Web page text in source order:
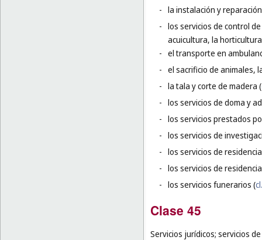
- la instalación y
- los servicios de control
acuicultura, la
- el transporte en
- el sacrificio de animales,
- la tala y corte de madera (
- los servicios de doma y
- los servicios prestados
- los servicios de
- los servicios de
- los servicios de
- los servicios funerarios (
Clase 45
Servicios jurídicos; servicios